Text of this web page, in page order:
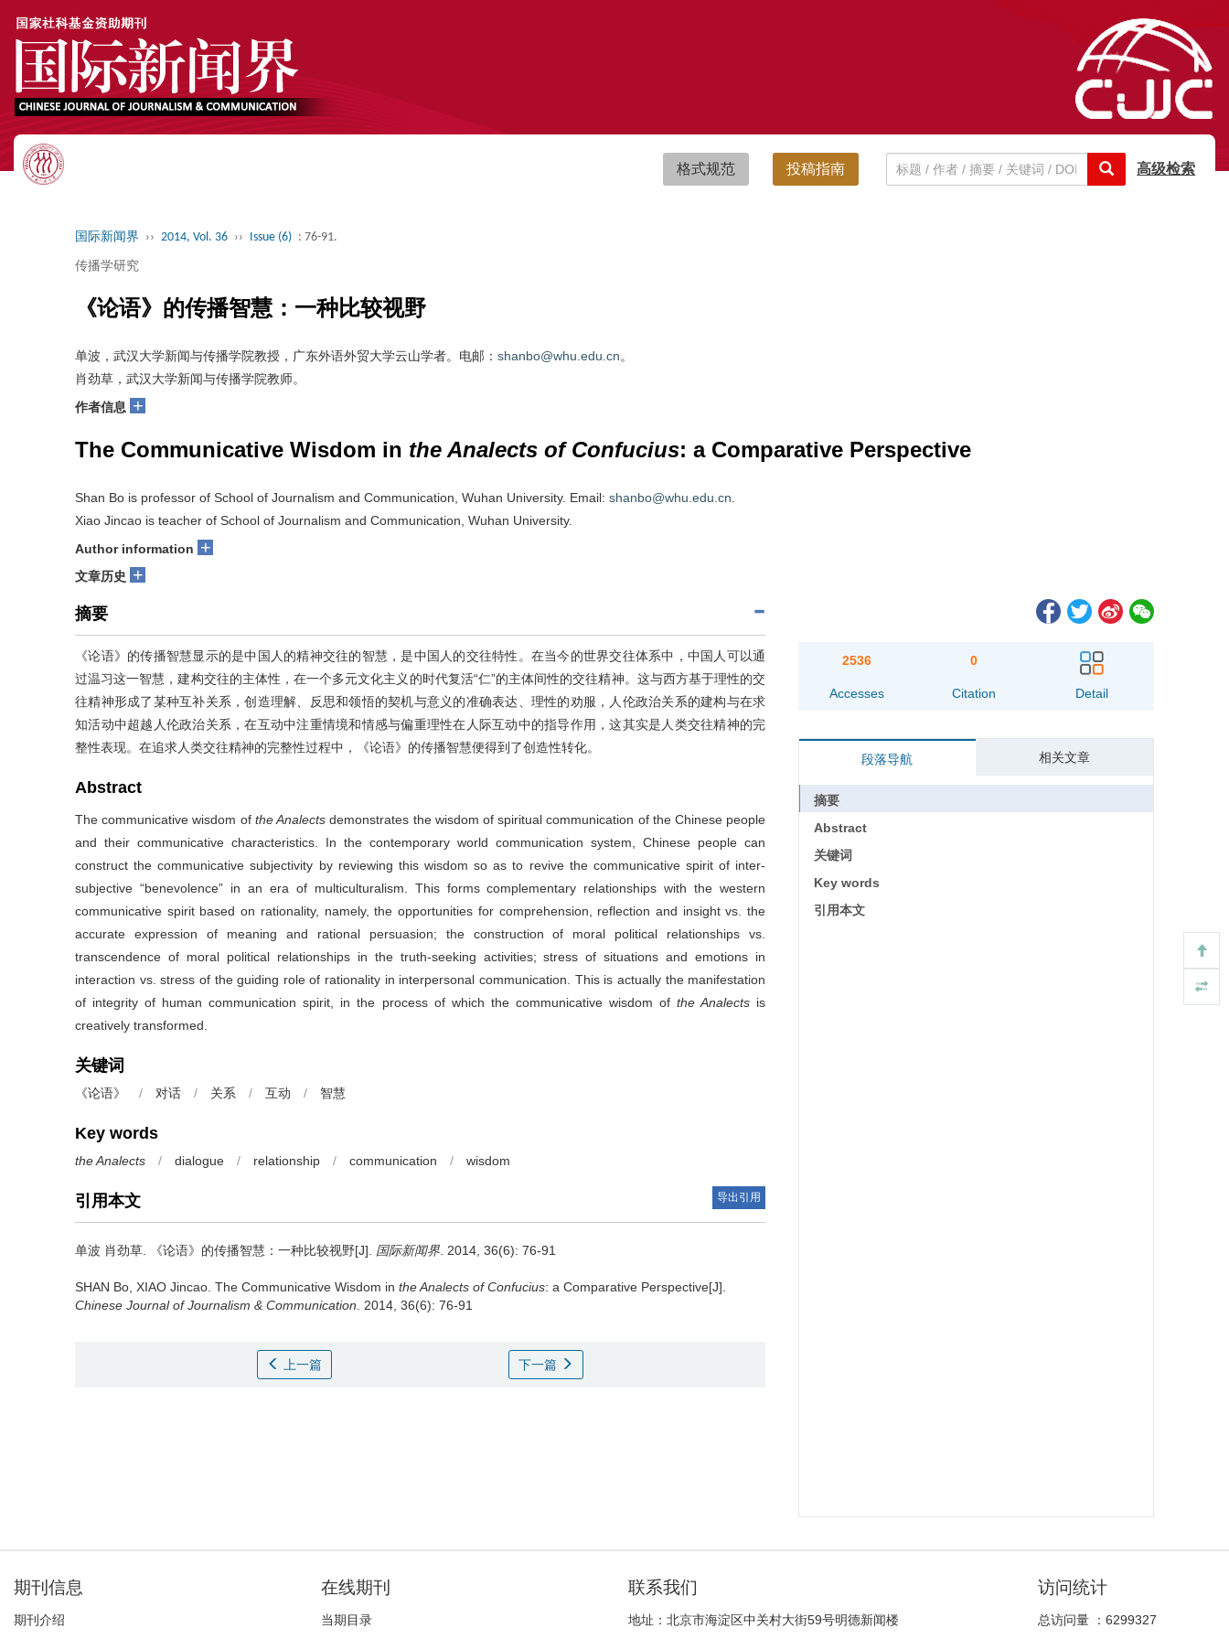
高级检索
投稿指南
格式规范
国际新闻界 ›› 2014, Vol. 36 ›› Issue (6) : 76-91.
传播学研究
《论语》的传播智慧：一种比较视野
单波，武汉大学新闻与传播学院教授，广东外语外贸大学云山学者。电邮： shanbo@whu.edu.cn。
肖劲草，武汉大学新闻与传播学院教师。
作者信息 +
The Communicative Wisdom in the Analects of Confucius: a Comparative Perspective
Shan Bo is professor of School of Journalism and Communication, Wuhan University. Email: shanbo@whu.edu.cn
Xiao Jincao is teacher of School of Journalism and Communication, Wuhan University.
Author information +
文章历史 +
摘要
《论语》的传播智慧显示的是中国人的精神交往的智慧，是中国人的交往特性。在当今的世界交往体系中，中国人可以通
过温习这一智慧，建构交往的主体性，在一个多元文化主义的时代复活“仁”的主体间性的交往精神。这与西方基于理性的交
往精神形成了某种互补关系，创造理解、反思和领悟的契机与意义的准确表达、理性的劝服，人伦政治关系的建构与在求
知活动中超越人伦政治关系，在互动中注重情境和情感与偏重理性在人际互动中的指导作用，这其实是人类交往精神的完
整性表现。在追求人类交往精神的完整性过程中，《论语》的传播智慧便得到了创造性转化。
Abstract
The communicative wisdom of the Analects demonstrates the wisdom of spiritual communication of the Chinese people
and their communicative characteristics. In the contemporary world communication system, Chinese people can
construct the communicative subjectivity by reviewing this wisdom so as to revive the communicative spirit of inter-
subjective “benevolence” in an era of multiculturalism. This forms complementary relationships with the western
communicative spirit based on rationality, namely, the opportunities for comprehension, reflection and insight vs. the
accurate expression of meaning and rational persuasion; the construction of moral political relationships vs.
transcendence of moral political relationships in the truth-seeking activities; stress of situations and emotions in
interaction vs. stress of the guiding role of rationality in interpersonal communication. This is actually the manifestation
of integrity of human communication spirit, in the process of which the communicative wisdom ofthe Analects is
creatively transformed.
关键词
《论语》 / 对话 / 关系 / 互动 / 智慧
Key words
the Analects / dialogue / relationship / communication / wisdom
引用本文 导出引用
单波 肖劲草. 《论语》的传播智慧：一种比较视野[J]. 国际新闻界 . 2014, 36(6): 76-91
SHAN Bo, XIAO Jincao. The Communicative Wisdom in the Analects of Confucius: a Comparative Perspective[J].
Chinese Journal of Journalism & Communication . 2014, 36(6): 76-91
上一篇 下一篇
2536
Accesses
0
Citation Detail
段落导航 相关文章
摘要
Abstract
关键词
Key words
引用本文
期刊信息
期刊介绍
在线期刊
当期目录
联系我们
地址：北京市海淀区中关村大街59号明德新闻楼
访问统计
总访问量 ： 6299327